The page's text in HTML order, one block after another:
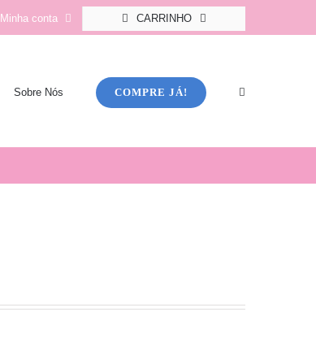
Minha conta CARRINHO
Sobre Nós COMPRE JÁ!